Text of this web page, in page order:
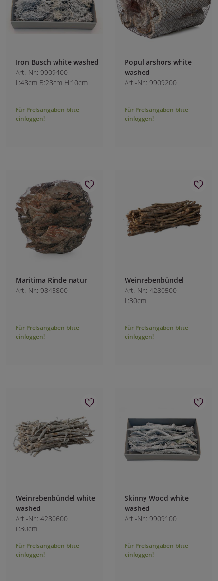
Iron Busch white washed
Art.-Nr.: 9909400
L:48cm B:28cm H:10cm
Für Preisangaben bitte
einloggen!
Populiarshors white
washed
Art.-Nr.: 9909200
Für Preisangaben bitte
einloggen!
Maritima Rinde natur
Art.-Nr.: 9845800
Für Preisangaben bitte
einloggen!
Weinrebenbündel
Art.-Nr.: 4280500
L:30cm
Für Preisangaben bitte
einloggen!
Weinrebenbündel white
washed
Art.-Nr.: 4280600
L:30cm
Für Preisangaben bitte
einloggen!
Skinny Wood white
washed
Art.-Nr.: 9909100
Für Preisangaben bitte
einloggen!